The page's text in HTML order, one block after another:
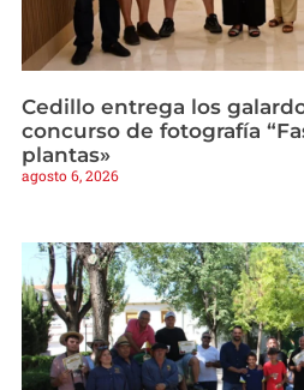
Cedillo entrega los
concurso de fotografía
plantas»
agosto 6, 2026